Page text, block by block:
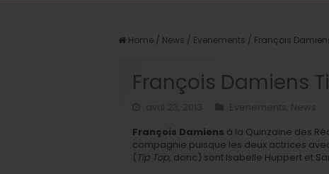
Home / News / Evenements / François
François Damiens
Evenements
News
François Damiens à la Quinzaine des
compagnie puisque les deux actrices
( Tip Top, donc) sont Isabelle Huppert et